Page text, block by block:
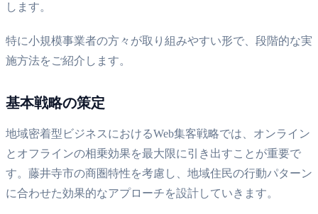
します。
特に小規模事業者の方々が取り組みやすい形で、段階的な実
施方法をご紹介します。
基本戦略の策定
地域密着型ビジネスにおけるWeb集客戦略では、オンライン
とオフラインの相乗効果を最大限に引き出すことが重要で
す。藤井寺市の商圏特性を考慮し、地域住民の行動パターン
に合わせた効果的なアプローチを設計していきます。